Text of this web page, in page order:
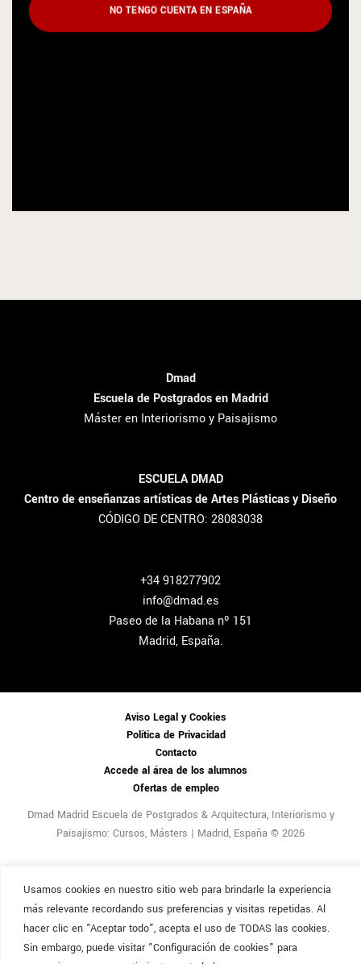
Usamos cookies en nuestro sitio web para brindarle la experiencia
más relevante recordando sus preferencias y visitas repetidas. Al
hacer clic en "Aceptar todo", acepta el uso de TODAS las cookies.
Sin embargo, puede visitar "Configuración de cookies" para
NO TENGO CUENTA EN ESPAÑA
Dmad
Escuela de Postgrados en Madrid
Máster en Interiorismo y Paisajismo
ESCUELA DMAD
Centro de enseñanzas artísticas de Artes Plásticas y Diseño
CÓDIGO DE CENTRO: 28083038
+34 918277902
info@dmad.es
Paseo de la Habana nº 151
Madrid, España.
Aviso Legal y Cookies
Política de Privacidad
Contacto
Accede al área de los alumnos
Ofertas de empleo
Dmad Madrid Escuela de Postgrados & Arquitectura, Interiorismo y
Paisajismo: Cursos, Másters | Madrid, España © 2026